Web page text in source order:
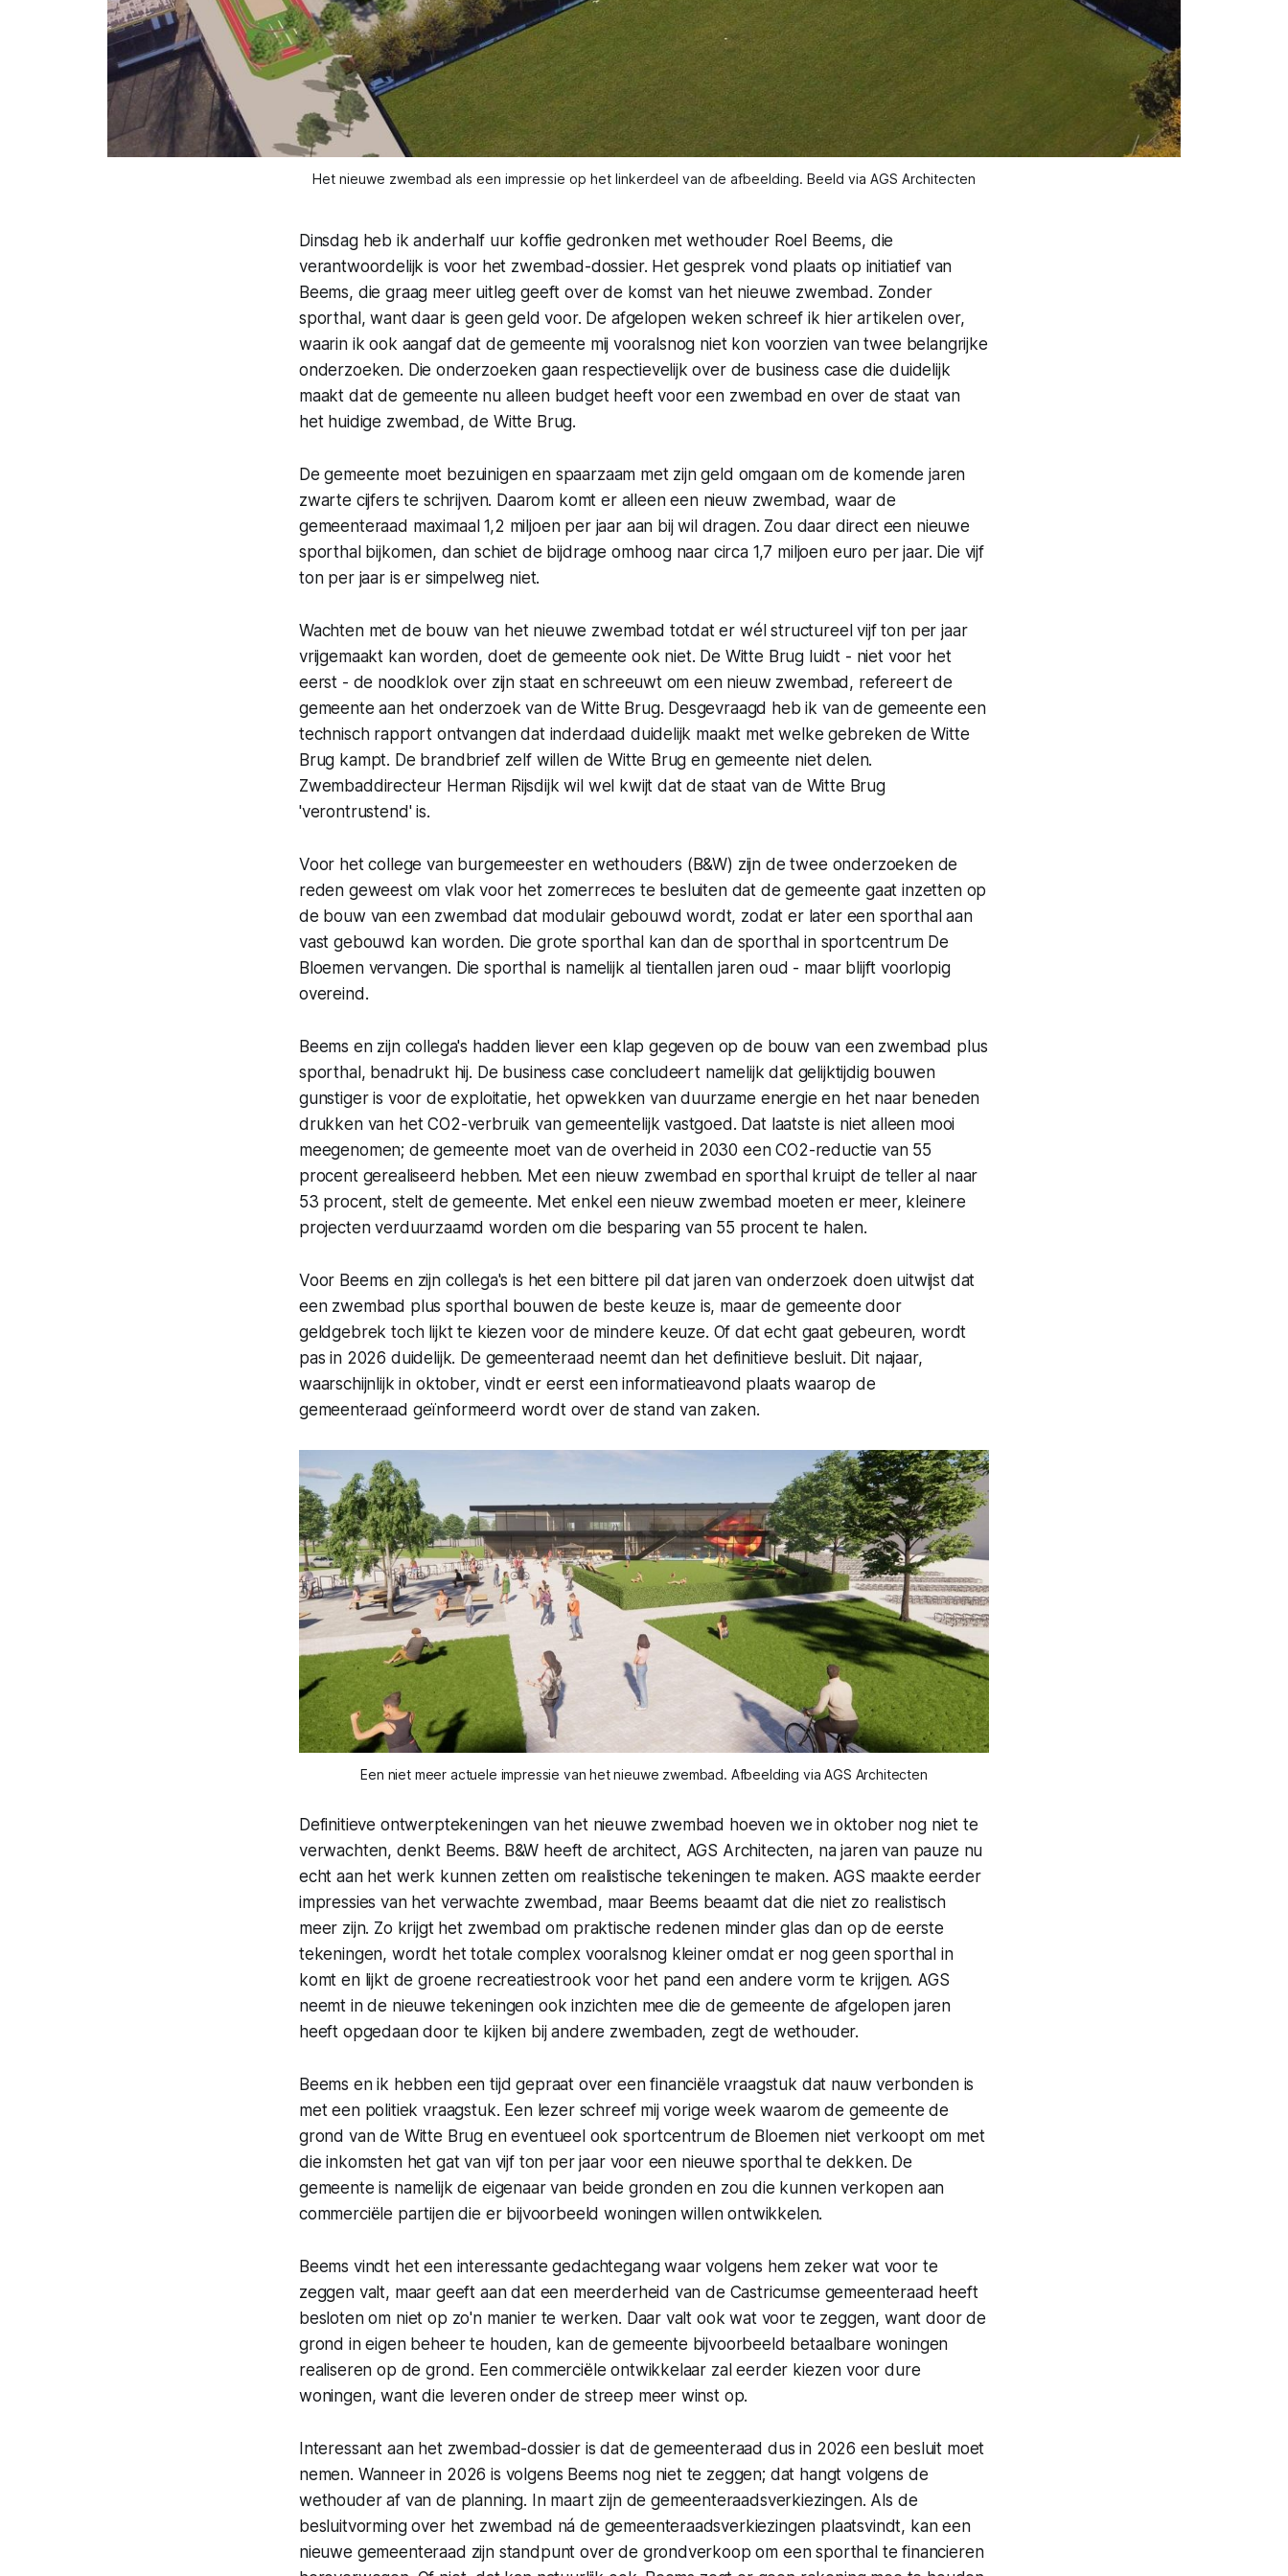
Het nieuwe zwembad als een impressie op het linkerdeel van de afbeelding. Beeld via AGS Architecten
Dinsdag heb ik anderhalf uur koffie gedronken met wethouder Roel Beems, die
verantwoordelijk is voor het zwembad-dossier. Het gesprek vond plaats op initiatief van
Beems, die graag meer uitleg geeft over de komst van het nieuwe zwembad. Zonder
sporthal, want daar is geen geld voor. De afgelopen weken schreef ik hier artikelen over,
waarin ik ook aangaf dat de gemeente mij vooralsnog niet kon voorzien van twee belangrijke
onderzoeken. Die onderzoeken gaan respectievelijk over de business case die duidelijk
maakt dat de gemeente nu alleen budget heeft voor een zwembad en over de staat van
het huidige zwembad, de Witte Brug.
De gemeente moet bezuinigen en spaarzaam met zijn geld omgaan om de komende jaren
zwarte cijfers te schrijven. Daarom komt er alleen een nieuw zwembad, waar de
gemeenteraad maximaal 1,2 miljoen per jaar aan bij wil dragen. Zou daar direct een nieuwe
sporthal bijkomen, dan schiet de bijdrage omhoog naar circa 1,7 miljoen euro per jaar. Die vijf
ton per jaar is er simpelweg niet.
Wachten met de bouw van het nieuwe zwembad totdat er wél structureel vijf ton per jaar
vrijgemaakt kan worden, doet de gemeente ook niet. De Witte Brug luidt - niet voor het
eerst - de noodklok over zijn staat en schreeuwt om een nieuw zwembad, refereert de
gemeente aan het onderzoek van de Witte Brug. Desgevraagd heb ik van de gemeente een
technisch rapport ontvangen dat inderdaad duidelijk maakt met welke gebreken de Witte
Brug kampt. De brandbrief zelf willen de Witte Brug en gemeente niet delen.
Zwembaddirecteur Herman Rijsdijk wil wel kwijt dat de staat van de Witte Brug
'verontrustend' is.
Voor het college van burgemeester en wethouders (B&W) zijn de twee onderzoeken de
reden geweest om vlak voor het zomerreces te besluiten dat de gemeente gaat inzetten op
de bouw van een zwembad dat modulair gebouwd wordt, zodat er later een sporthal aan
vast gebouwd kan worden. Die grote sporthal kan dan de sporthal in sportcentrum De
Bloemen vervangen. Die sporthal is namelijk al tientallen jaren oud - maar blijft voorlopig
overeind.
Beems en zijn collega's hadden liever een klap gegeven op de bouw van een zwembad plus
sporthal, benadrukt hij. De business case concludeert namelijk dat gelijktijdig bouwen
gunstiger is voor de exploitatie, het opwekken van duurzame energie en het naar beneden
drukken van het CO2-verbruik van gemeentelijk vastgoed. Dat laatste is niet alleen mooi
meegenomen; de gemeente moet van de overheid in 2030 een CO2-reductie van 55
procent gerealiseerd hebben. Met een nieuw zwembad en sporthal kruipt de teller al naar
53 procent, stelt de gemeente. Met enkel een nieuw zwembad moeten er meer, kleinere
projecten verduurzaamd worden om die besparing van 55 procent te halen.
Voor Beems en zijn collega's is het een bittere pil dat jaren van onderzoek doen uitwijst dat
een zwembad plus sporthal bouwen de beste keuze is, maar de gemeente door
geldgebrek toch lijkt te kiezen voor de mindere keuze. Of dat echt gaat gebeuren, wordt
pas in 2026 duidelijk. De gemeenteraad neemt dan het definitieve besluit. Dit najaar,
waarschijnlijk in oktober, vindt er eerst een informatieavond plaats waarop de
gemeenteraad geïnformeerd wordt over de stand van zaken.
Een niet meer actuele impressie van het nieuwe zwembad. Afbeelding via AGS Architecten
Definitieve ontwerptekeningen van het nieuwe zwembad hoeven we in oktober nog niet te
verwachten, denkt Beems. B&W heeft de architect, AGS Architecten, na jaren van pauze nu
echt aan het werk kunnen zetten om realistische tekeningen te maken. AGS maakte eerder
impressies van het verwachte zwembad, maar Beems beaamt dat die niet zo realistisch
meer zijn. Zo krijgt het zwembad om praktische redenen minder glas dan op de eerste
tekeningen, wordt het totale complex vooralsnog kleiner omdat er nog geen sporthal in
komt en lijkt de groene recreatiestrook voor het pand een andere vorm te krijgen. AGS
neemt in de nieuwe tekeningen ook inzichten mee die de gemeente de afgelopen jaren
heeft opgedaan door te kijken bij andere zwembaden, zegt de wethouder.
Beems en ik hebben een tijd gepraat over een financiële vraagstuk dat nauw verbonden is
met een politiek vraagstuk. Een lezer schreef mij vorige week waarom de gemeente de
grond van de Witte Brug en eventueel ook sportcentrum de Bloemen niet verkoopt om met
die inkomsten het gat van vijf ton per jaar voor een nieuwe sporthal te dekken. De
gemeente is namelijk de eigenaar van beide gronden en zou die kunnen verkopen aan
commerciële partijen die er bijvoorbeeld woningen willen ontwikkelen.
Beems vindt het een interessante gedachtegang waar volgens hem zeker wat voor te
zeggen valt, maar geeft aan dat een meerderheid van de Castricumse gemeenteraad heeft
besloten om niet op zo'n manier te werken. Daar valt ook wat voor te zeggen, want door de
grond in eigen beheer te houden, kan de gemeente bijvoorbeeld betaalbare woningen
realiseren op de grond. Een commerciële ontwikkelaar zal eerder kiezen voor dure
woningen, want die leveren onder de streep meer winst op.
Interessant aan het zwembad-dossier is dat de gemeenteraad dus in 2026 een besluit moet
nemen. Wanneer in 2026 is volgens Beems nog niet te zeggen; dat hangt volgens de
wethouder af van de planning. In maart zijn de gemeenteraadsverkiezingen. Als de
besluitvorming over het zwembad ná de gemeenteraadsverkiezingen plaatsvindt, kan een
nieuwe gemeenteraad zijn standpunt over de grondverkoop om een sporthal te financieren